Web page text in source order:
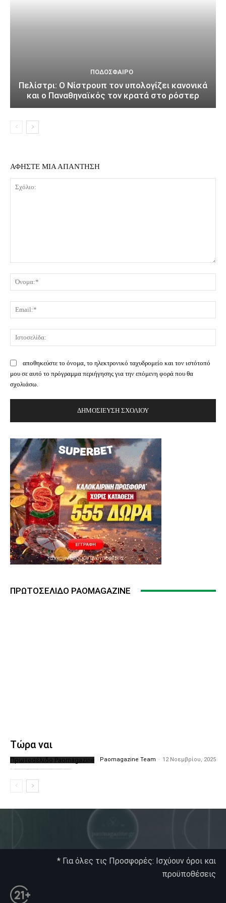
ΠΟΔΌΣΦΑΙΡΟ
Πελίστρι: Ο Νίστρουπ τον υπολογίζει κανονικά
και ο Παναθηναϊκός τον κρατά στο ρόστερ
ΑΦΗΣΤΕ ΜΙΑ ΑΠΑΝΤΗΣΗ
αποθηκεύστε το όνομα, το ηλεκτρονικό ταχυδρομείο και τον ιστότοπό
μου σε αυτό το πρόγραμμα περιήγησης για την επόμενη φορά που θα
σχολιάσω.
ΠΡΩΤΟΣΈΛΙΔΟ PAOMAGAZINE
Τώρα ναι
Πρωτοσέλιδο Paomagazine Paomagazine Team - 12 Νοεμβρίου, 2025
* Για όλες τις Προσφορές: Ισχύουν όροι και
προϋποθέσεις